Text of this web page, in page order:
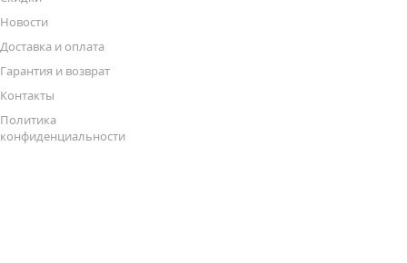
Новости
Доставка и оплата
Гарантия и возврат
Контакты
Политика
конфиденциальности